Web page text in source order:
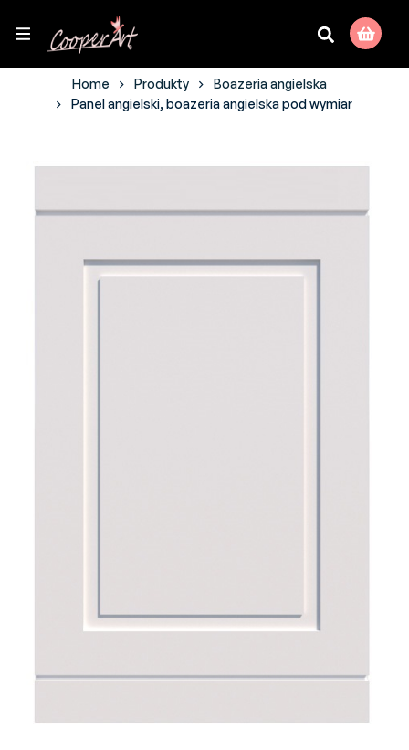
Home Produkty
Boazeria angielska
Panel angielski, boazeria angielska pod wymiar